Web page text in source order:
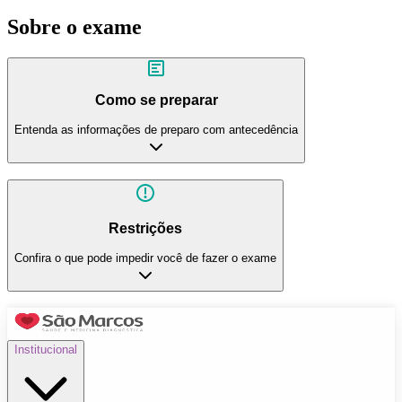
Sobre o exame
Como se preparar
Entenda as informações de preparo com antecedência
Restrições
Confira o que pode impedir você de fazer o exame
Institucional